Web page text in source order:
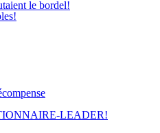
le bordel!
LEADER!